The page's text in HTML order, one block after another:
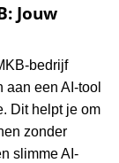
Jouw
bedrijf
een AI-tool
Dit helpt je om
zonder
slimme AI-